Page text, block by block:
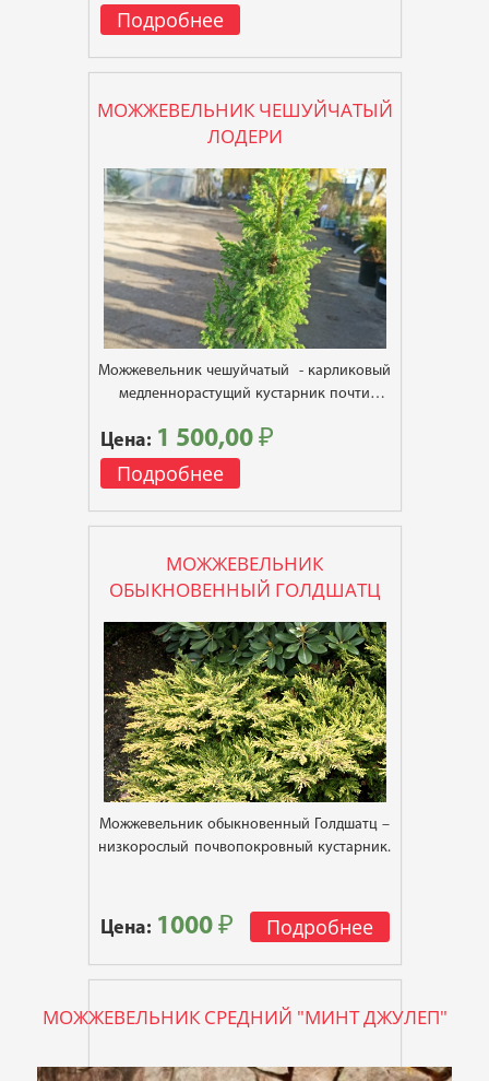
Подробнее
МОЖЖЕВЕЛЬНИК ЧЕШУЙЧАТЫЙ
ЛОДЕРИ
Можжевельник чешуйчатый - карликовый
медленнорастущий кустарник почти
Цена: 1 500,00 ₽
Подробнее
МОЖЖЕВЕЛЬНИК
ОБЫКНОВЕННЫЙ ГОЛДШАТЦ
Можжевельник обыкновенный Голдшатц –
низкорослый почвопокровный кустарник.
Цена: 1000 ₽ Подробнее
МОЖЖЕВЕЛЬНИК СРЕДНИЙ "МИНТ ДЖУЛЕП"